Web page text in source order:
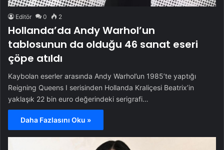
Editör 0 2
Hollanda’da Andy Warhol’un
tablosunun da olduğu 46 sanat eseri
çöpe atıldı
Kaybolan eserler arasında Andy Warhol’un 1985’te yaptığı
Reigning Queens I serisinden Hollanda Kraliçesi Beatrix’in
yaklaşık 22 bin euro değerindeki serigrafi…
Daha Fazlasını Oku »